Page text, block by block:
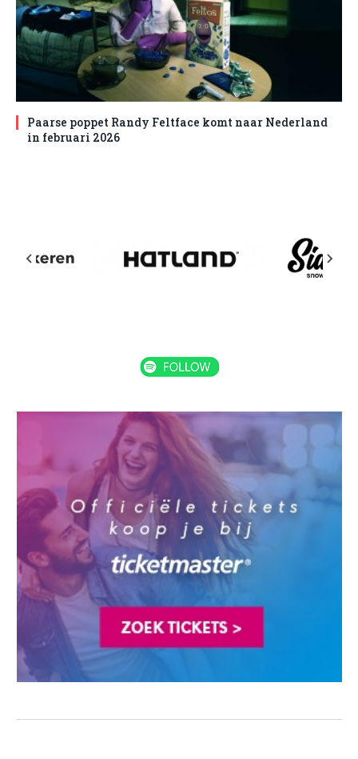
Paarse poppet Randy Feltface komt naar Nederland
in februari 2026